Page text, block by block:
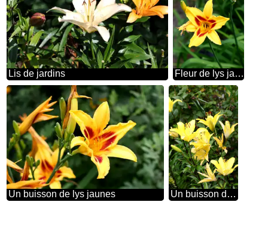
Lis de jardins Fleur de lys jaune
Un buisson de lys jaunes Un buisson de lys jaunes